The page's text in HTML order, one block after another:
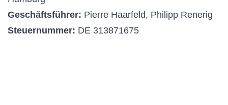
Geschäftsführer: Pierre Haarfeld, Philipp Renerig
Steuernummer: DE 313871675